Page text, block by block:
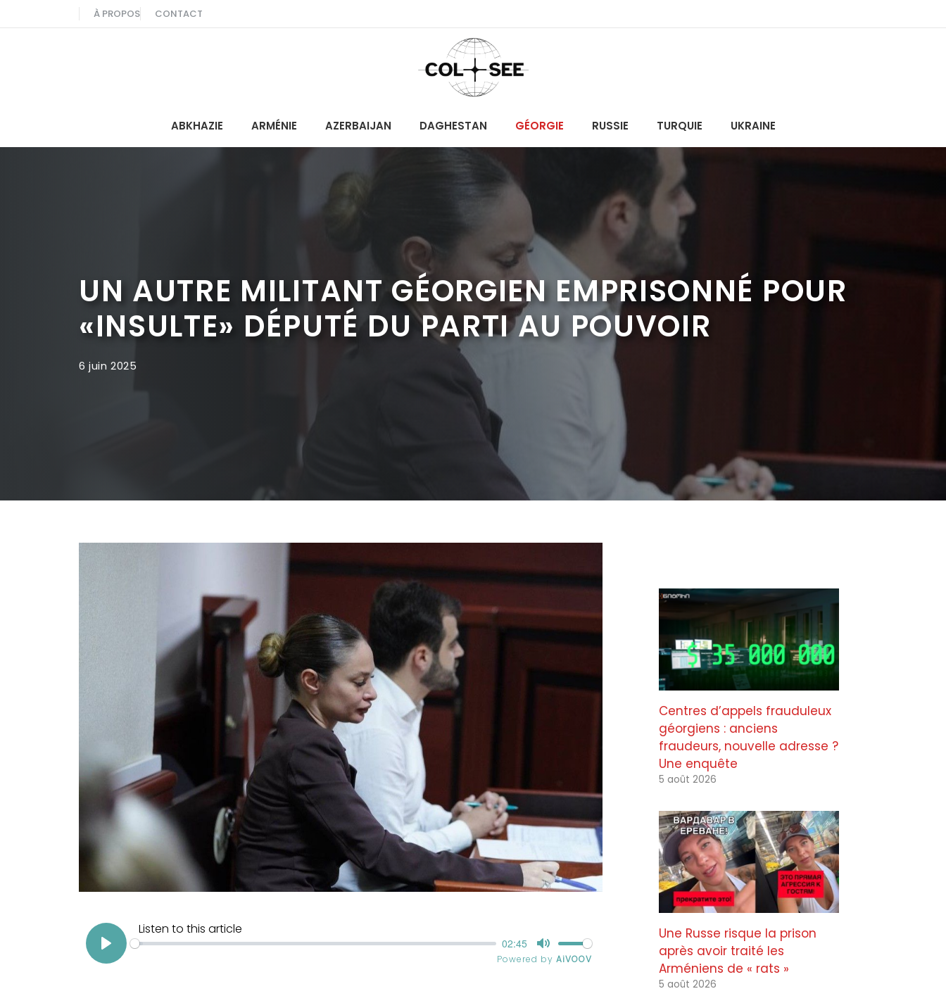
au
À PROPOS CONTACT
ABKHAZIE ARMÉNIE AZERBAIJAN DAGHESTAN GÉORGIE RUSSIE TURQUIE UKRAINE
UN AUTRE MILITANT GÉORGIEN EMPRISONNÉ POUR
«INSULTE» DÉPUTÉ DU PARTI AU POUVOIR
6 juin 2025
Centres d’appels frauduleux
géorgiens : anciens
fraudeurs, nouvelle adresse ?
Une enquête
5 août 2026
Une Russe risque la prison
après avoir traité les
Arméniens de « rats »
5 août 2026